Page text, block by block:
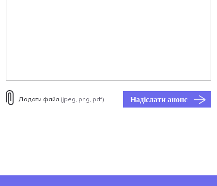
Додати файл (jpeg, png, pdf) Надіслати анонс